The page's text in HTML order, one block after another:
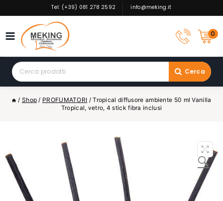
to
Tel: (+39) 081 278 2592 info@meking.it
0
Search
for:
Cerca
/ Shop / PROFUMATORI / Tropical diffusore ambiente 50 ml Vanilla
Tropical, vetro, 4 stick fibra inclusi
🔍